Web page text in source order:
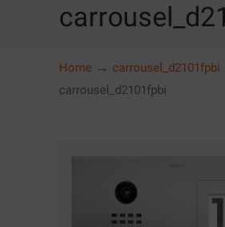
Home → carrousel_d2101fpbi
carrousel_d2101fpbi